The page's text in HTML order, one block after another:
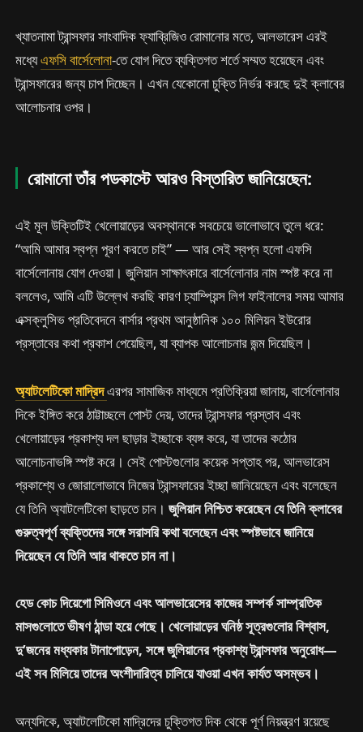
খ্যাতনামা ট্রান্সফার সাংবাদিক ফ্যাব্রিজিও রোমানোর মতে, আলভারেস এরই
মধ্যেএফসি বার্সেলোনা-তে যোগ দিতে ব্যক্তিগত শর্তে সম্মত হয়েছেন এবং
ট্রান্সফারের জন্য চাপ দিচ্ছেন। এখন যেকোনো চুক্তি নির্ভর করছে দুই ক্লাবের
আলোচনার ওপর।
রোমানো তাঁর পডকাস্টে আরও বিস্তারিত জানিয়েছেন:
এই মূল উক্তিটিই খেলোয়াড়ের অবস্থানকে সবচেয়ে ভালোভাবে তুলে ধরে:
“আমি আমার স্বপ্ন পূরণ করতে চাই” — আর সেই স্বপ্ন হলো এফসি
বার্সেলোনায় যোগ দেওয়া। জুলিয়ান সাক্ষাৎকারে বার্সেলোনার নাম স্পষ্ট করে না
বললেও, আমি এটি উল্লেখ করছি কারণ চ্যাম্পিয়ন্স লিগ ফাইনালের সময় আমার
এক্সক্লুসিভ প্রতিবেদনে বার্সার প্রথম আনুষ্ঠানিক ১০০ মিলিয়ন ইউরোর
প্রস্তাবের কথা প্রকাশ পেয়েছিল, যা ব্যাপক আলোচনার জন্ম দিয়েছিল।
অ্যাটলেটিকো মাদ্রিদএরপর সামাজিক মাধ্যমে প্রতিক্রিয়া জানায়, বার্সেলোনার
দিকে ইঙ্গিত করে ঠাট্টাচ্ছলে পোস্ট দেয়, তাদের ট্রান্সফার প্রস্তাব এবং
খেলোয়াড়ের প্রকাশ্য দল ছাড়ার ইচ্ছাকে ব্যঙ্গ করে, যা তাদের কঠোর
আলোচনাভঙ্গি স্পষ্ট করে। সেই পোস্টগুলোর কয়েক সপ্তাহ পর, আলভারেস
প্রকাশ্যে ও জোরালোভাবে নিজের ট্রান্সফারের ইচ্ছা জানিয়েছেন এবং বলেছেন
যে তিনি অ্যাটলেটিকো ছাড়তে চান।জুলিয়ান নিশ্চিত করেছেন যে তিনি ক্লাবের
গুরুত্বপূর্ণ ব্যক্তিদের সঙ্গে সরাসরি কথা বলেছেন এবং স্পষ্টভাবে জানিয়ে
দিয়েছেন যে তিনি আর থাকতে চান না।
হেড কোচ দিয়েগো সিমিওনে এবং আলভারেসের কাজের সম্পর্ক সাম্প্রতিক
মাসগুলোতে ভীষণ ঠান্ডা হয়ে গেছে। খেলোয়াড়ের ঘনিষ্ঠ সূত্রগুলোর বিশ্বাস,
দু’জনের মধ্যকার টানাপোড়েন, সঙ্গে জুলিয়ানের প্রকাশ্য ট্রান্সফার অনুরোধ—
এই সব মিলিয়ে তাদের অংশীদারিত্ব চালিয়ে যাওয়া এখন কার্যত অসম্ভব।
অন্যদিকে, অ্যাটলেটিকো মাদ্রিদের চুক্তিগত দিক থেকে পূর্ণ নিয়ন্ত্রণ রয়েছে